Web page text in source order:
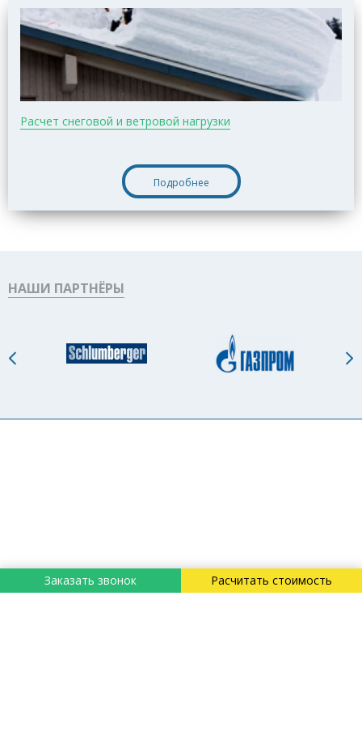
Расчет снеговой и ветровой нагрузки
Подробнее
НАШИ ПАРТНЁРЫ
Заказать звонок Расчитать стоимость